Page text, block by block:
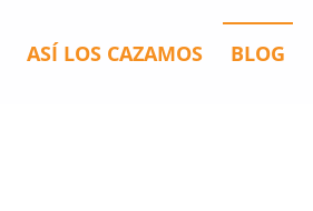
ASÍ LOS CAZAMOS BLOG